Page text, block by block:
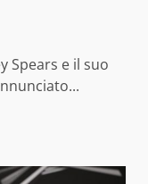
Spears e il suo